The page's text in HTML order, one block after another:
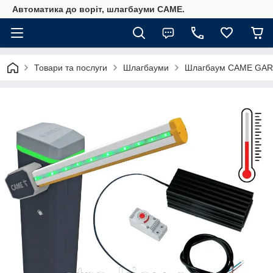
Автоматика до воріт, шлагбауми CAME.
Товари та послуги Шлагбауми Шлагбаум CAME